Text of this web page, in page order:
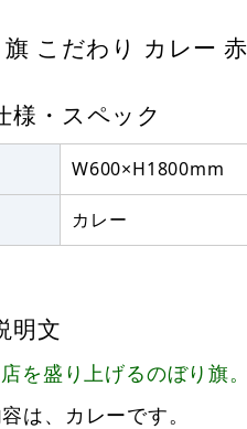
こだわり カレー
様・スペック
W600×H1800mm
カレー
明文
を盛り上げるのぼり旗
は、カレーです。